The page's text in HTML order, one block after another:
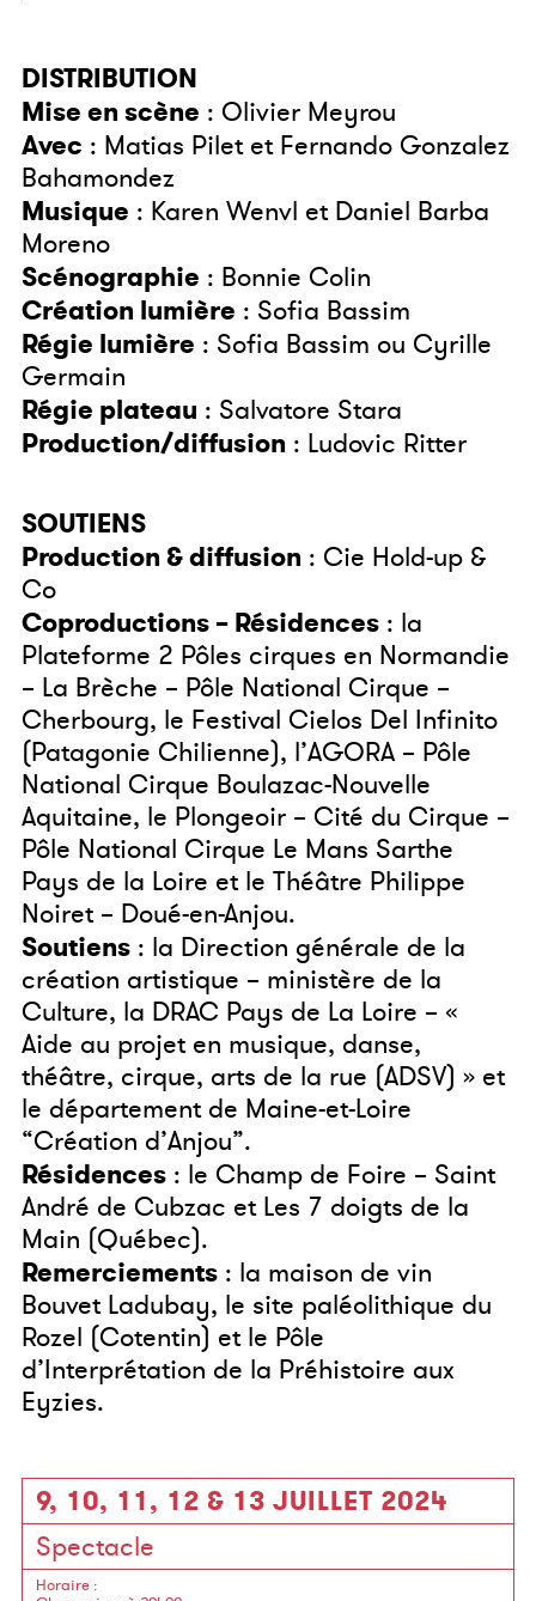
DISTRIBUTION
Mise en scène : Olivier Meyrou
Avec : Matias Pilet et Fernando Gonzalez
Bahamondez
Musique : Karen Wenvl et Daniel Barba
Moreno
Scénographie : Bonnie Colin
Création lumière : Sofia Bassim
Régie lumière : Sofia Bassim ou Cyrille
Germain
Régie plateau : Salvatore Stara
Production/diffusion : Ludovic Ritter
SOUTIENS
Production & diffusion : Cie Hold-up &
Co
Coproductions – Résidences : la
Plateforme 2 Pôles cirques en Normandie
– La Brèche – Pôle National Cirque –
Cherbourg, le Festival Cielos Del Infinito
(Patagonie Chilienne), l’AGORA – Pôle
National Cirque Boulazac-Nouvelle
Aquitaine, le Plongeoir – Cité du Cirque –
Pôle National Cirque Le Mans Sarthe
Pays de la Loire et le Théâtre Philippe
Noiret – Doué-en-Anjou.
Soutiens : la Direction générale de la
création artistique – ministère de la
Culture, la DRAC Pays de La Loire – «
Aide au projet en musique, danse,
théâtre, cirque, arts de la rue (ADSV) » et
le département de Maine-et-Loire
“Création d’Anjou”.
Résidences : le Champ de Foire – Saint
André de Cubzac et Les 7 doigts de la
Main (Québec).
Remerciements : la maison de vin
Bouvet Ladubay, le site paléolithique du
Rozel (Cotentin) et le Pôle
d’Interprétation de la Préhistoire aux
Eyzies.
9, 10, 11, 12 & 13 JUILLET 2024
Spectacle
Horaire :